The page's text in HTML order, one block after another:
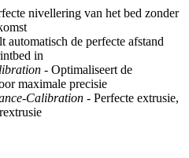
nivellering van het bed zonder
automatisch de perfecte afstand
in
- Optimaliseert de
maximale precisie
Calibration - Perfecte extrusie,